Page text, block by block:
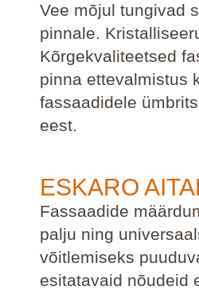
Vee mõjul tungivad
pinnale.
Kõrgekvaliteetsed
pinna ettevalmistus
fassaadidele
eest.
ESKARO
Fassaadide
palju ning
võitlemiseks
esitatavaid nõudeid